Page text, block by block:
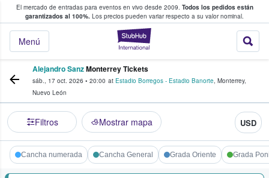
El mercado de entradas para eventos en vivo desde 2009. Todos los pedidos están
garantizados al 100%. Los precios pueden variar respecto a su valor nominal.
StubHub:
Menú
y venta de entradas entre fans
Alejandro SanzMonterrey Tickets
sáb., 17 oct. 2026 • 20:00 at Estadio Borregos - Estadio Banorte, Monterrey,
Nuevo León
Filtros Mostrar mapa USD
Cancha numerada Cancha General Grada Oriente Grada